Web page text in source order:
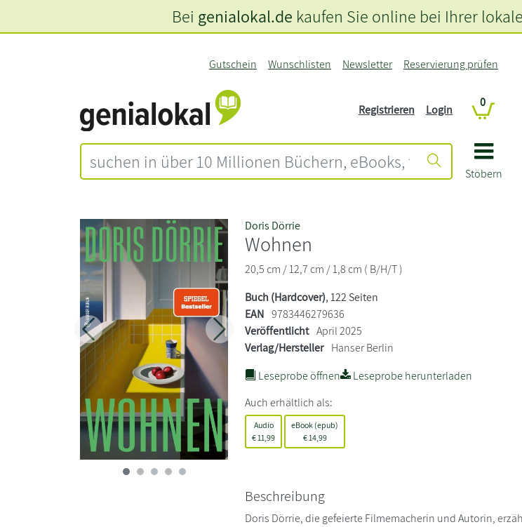
Stöbern
Gutschein Wunschlisten Newsletter Reservierung prüfen
Registrieren Login
0
Bei genialokal.de kaufen Sie online bei Ihrer
Zurück Weiter
Doris Dörrie
Wohnen
20,5 cm / 12,7 cm / 1,8 cm ( B/H/T )
Buch (Hardcover), 122 Seiten
EAN 9783446279636
Veröffentlicht April 2025
Verlag/Hersteller Hanser Berlin
Leseprobe öffnen
Leseprobe herunterladen
Auch erhältlich als:
Audio
€ 11,99
eBook (epub)
€14,99
Beschreibung
Doris Dörrie, die gefeierte Filmemacherin und Autorin,